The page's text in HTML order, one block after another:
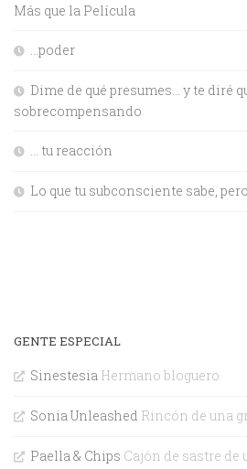
Más que la Película
…poder
Dime de qué presumes… y te diré
sobrecompensando
… tu reacción
Lo que tu subconsciente sabe,
GENTE ESPECIAL
Sinestesia Hermano bloguero
Sonia Unleashed Rincón de una
Paella & Chips Cajón de sastre de